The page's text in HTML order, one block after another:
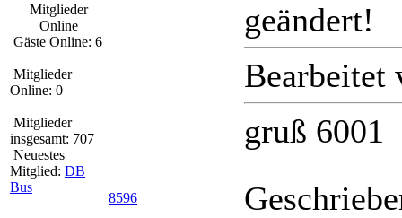
Mitglieder
Online
Gäste Online: 6
Mitglieder
Online: 0
Mitglieder
insgesamt: 707
Neuestes
Mitglied: DB
Bus
geändert!
Bearbeitet
gruß 6001
8596